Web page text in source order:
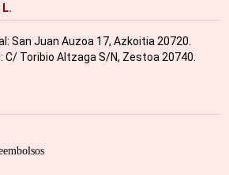
San Juan Auzoa 17, Azkoitia 20720.
Toribio Altzaga S/N, Zestoa 20740.